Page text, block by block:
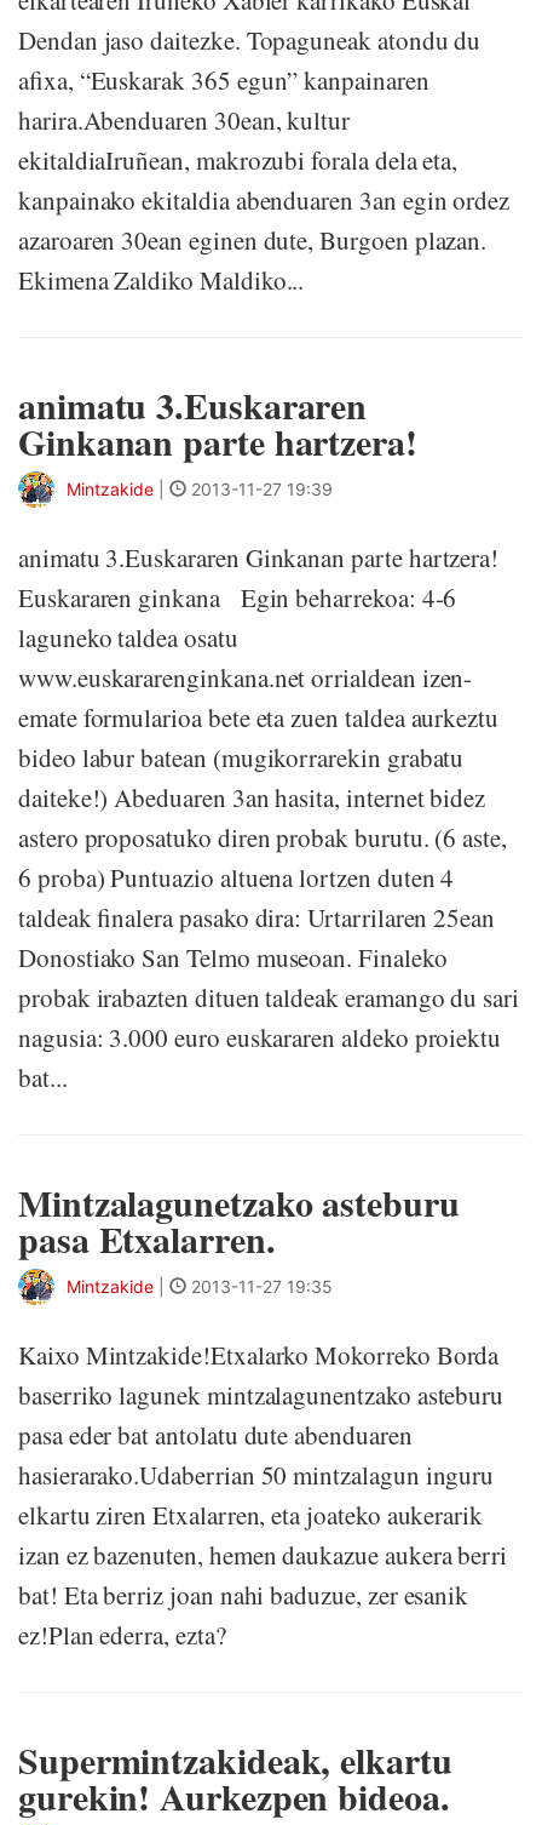
Dendan jaso daitezke. Topaguneak atondu du
afixa, “Euskarak 365 egun” kanpainaren
harira.Abenduaren 30ean, kultur
ekitaldiaIruñean, makrozubi forala dela eta,
kanpainako ekitaldia abenduaren 3an egin ordez
azaroaren 30ean eginen dute, Burgoen plazan.
Ekimena Zaldiko Maldiko...
animatu 3.Euskararen
Ginkanan parte hartzera!
Mintzakide 2013-11-27 19:39
animatu 3.Euskararen Ginkanan parte hartzera!
Euskararen ginkana Egin beharrekoa: 4-6
laguneko taldea osatu
www.euskararenginkana.net orrialdean izen-
emate formularioa bete eta zuen taldea aurkeztu
bideo labur batean (mugikorrarekin grabatu
daiteke!) Abeduaren 3an hasita, internet bidez
astero proposatuko diren probak burutu. (6 aste,
6 proba) Puntuazio altuena lortzen duten 4
taldeak finalera pasako dira: Urtarrilaren 25ean
Donostiako San Telmo museoan. Finaleko
probak irabazten dituen taldeak eramango du sari
nagusia: 3.000 euro euskararen aldeko proiektu
bat...
Mintzalagunetzako asteburu
pasa Etxalarren.
Mintzakide 2013-11-27 19:35
Kaixo Mintzakide!Etxalarko Mokorreko Borda
baserriko lagunek mintzalagunentzako asteburu
pasa eder bat antolatu dute abenduaren
hasierarako.Udaberrian 50 mintzalagun inguru
elkartu ziren Etxalarren, eta joateko aukerarik
izan ez bazenuten, hemen daukazue aukera berri
bat! Eta berriz joan nahi baduzue, zer esanik
ez!Plan ederra, ezta?
Supermintzakideak, elkartu
gurekin! Aurkezpen bideoa.